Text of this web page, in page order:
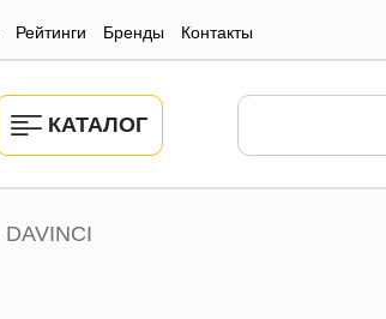
Рейтинги Бренды Контакты
КАТАЛОГ
DAVINCI